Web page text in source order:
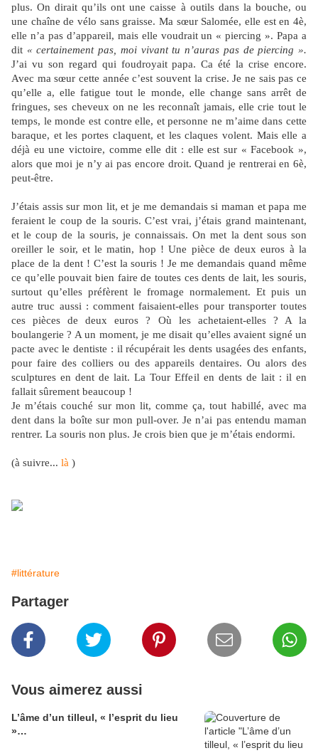
plus. On dirait qu’ils ont une caisse à outils dans la bouche, ou
une chaîne de vélo sans graisse. Ma sœur Salomée, elle est en 4è,
elle n’a pas d’appareil, mais elle voudrait un « piercing ». Papa a
dit « certainement pas, moi vivant tu n’auras pas de piercing ».
J’ai vu son regard qui foudroyait papa. Ca été la crise encore.
Avec ma sœur cette année c’est souvent la crise. Je ne sais pas ce
qu’elle a, elle fatigue tout le monde, elle change sans arrêt de
fringues, ses cheveux on ne les reconnaît jamais, elle crie tout le
temps, le monde est contre elle, et personne ne m’aime dans cette
baraque, et les portes claquent, et les claques volent. Mais elle a
déjà eu une victoire, comme elle dit : elle est sur « Facebook »,
alors que moi je n’y ai pas encore droit. Quand je rentrerai en 6è,
peut-être.
J’étais assis sur mon lit, et je me demandais si maman et papa me
feraient le coup de la souris. C’est vrai, j’étais grand maintenant,
et le coup de la souris, je connaissais. On met la dent sous son
oreiller le soir, et le matin, hop ! Une pièce de deux euros à la
place de la dent ! C’est la souris ! Je me demandais quand même
ce qu’elle pouvait bien faire de toutes ces dents de lait, les souris,
surtout qu’elles préfèrent le fromage normalement. Et puis un
autre truc aussi : comment faisaient-elles pour transporter toutes
ces pièces de deux euros ? Où les achetaient-elles ? A la
boulangerie ? A un moment, je me disait qu’elles avaient signé un
pacte avec le dentiste : il récupérait les dents usagées des enfants,
pour faire des colliers ou des appareils dentaires. Ou alors des
sculptures en dent de lait. La Tour Effeil en dents de lait : il en
fallait sûrement beaucoup !
Je m’étais couché sur mon lit, comme ça, tout habillé, avec ma
dent dans la boîte sur mon pull-over. Je n’ai pas entendu maman
rentrer. La souris non plus. Je crois bien que je m’étais endormi.
(à suivre... là )
#littérature
Partager
Vous aimerez aussi
L’âme d’un tilleul, « l’esprit du lieu
»…